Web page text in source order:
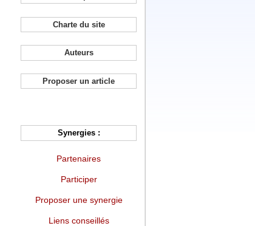
Charte du site
Auteurs
Proposer un article
Synergies :
Partenaires
Participer
Proposer une synergie
Liens conseillés